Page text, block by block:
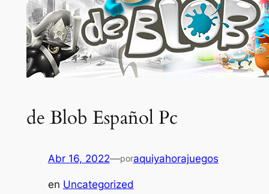
de Blob Español Pc
Abr 16, 2022—poraquiyahorajuegos
en Uncategorized